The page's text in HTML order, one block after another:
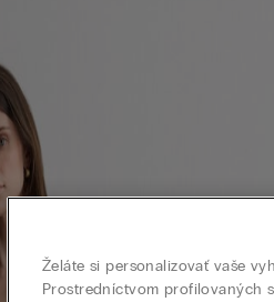
Želáte si personalizovať vaše
Prostredníctvom profilovaných